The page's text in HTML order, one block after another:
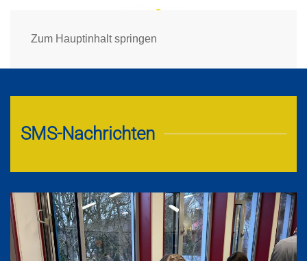
Zum Hauptinhalt springen
SMS-Nachrichten